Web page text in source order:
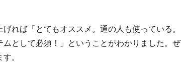
れば「とてもオススメ。通の人も使っている。
として必須！」ということがわかりました。ぜ
。